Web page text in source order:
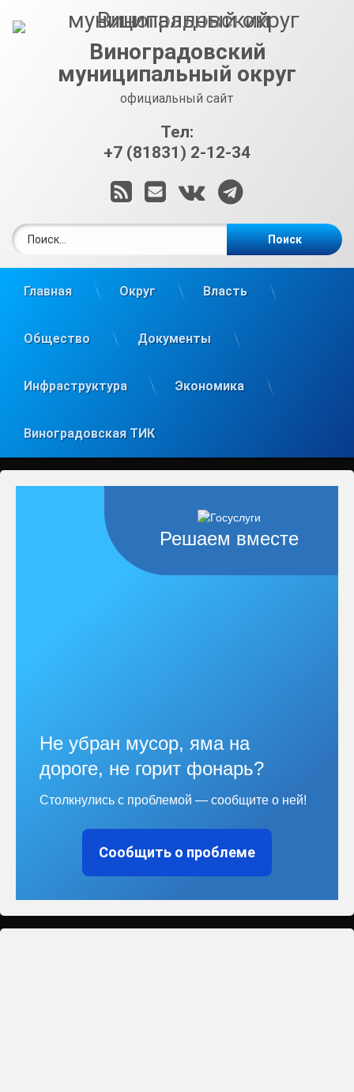
Виноградовский
муниципальный округ
официальный сайт
Тел:
+7 (81831) 2-12-34
RSSE-mailВКонтакте
Telegram
Главная Округ Власть
Общество Документы
Инфраструктура Экономика
Виноградовская ТИК
Решаем вместе
Не убран мусор, яма на
дороге, не горит фонарь?
Столкнулись с проблемой — сообщите о ней!
Сообщить о проблеме